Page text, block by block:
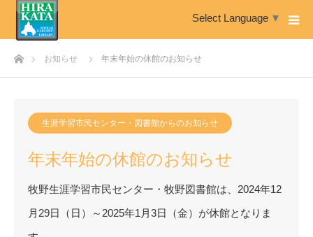
Select Language ▼
ホームお知らせ 年末年始の休館のお知らせ
生涯学習市民センター・図書館からのお知らせ
年末年始の休館のお知らせ
牧野生涯学習市民センター・牧野図書館は、2024年12
月29日（日）～2025年1月3日（金）が休館となりま